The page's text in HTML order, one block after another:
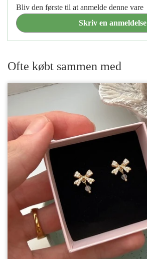
Bliv den første til at anmelde denne vare
Skriv en anmeldelse
Ofte købt sammen med